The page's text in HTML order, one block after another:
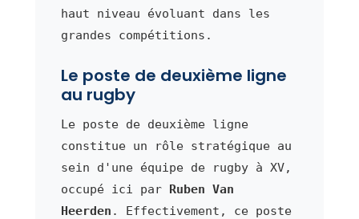
haut niveau évoluant dans les
grandes compétitions.
Le poste de deuxième ligne
au rugby
Le poste de deuxième ligne
constitue un rôle stratégique au
sein d'une équipe de rugby à XV,
occupé ici par Ruben Van
Heerden . Effectivement, ce poste